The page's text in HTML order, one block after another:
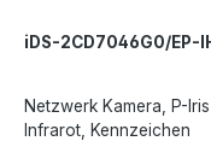
iDS-2CD7046G0/EP-
Netzwerk Kamera, P-
Infrarot, Kennzeichen